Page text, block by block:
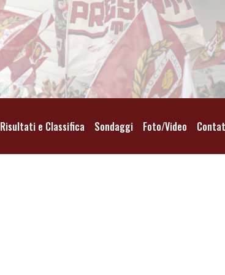
Risultati e Classifica Sondaggi Foto/Video